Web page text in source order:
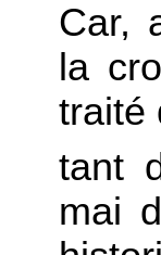
Car,
la
traité
tant
mai